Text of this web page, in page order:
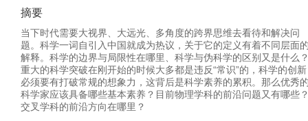
摘要
当下时代需要大视界、大远光、多角度的跨界思维去看待和解决问
题。科学一词自引入中国就成为热议，关于它的定义有着不同层面
解释。科学的边界与局限性在哪里、科学与伪科学的区别又是什么
重大的科学突破在刚开始的时候大多都是违反“常识”的，科学的创新
必须要有打破常规的想象力，这背后是科学素养的累积。那么优秀
科学家应该具备哪些基本素养？目前物理学科的前沿问题又有哪些
交叉学科的前沿方向在哪里？